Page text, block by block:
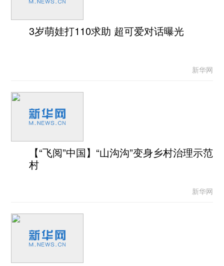
3岁萌娃打110求助 超可爱对话曝光
新华网
【“飞阅”中国】“山沟沟”变身乡村治理示范
村
新华网